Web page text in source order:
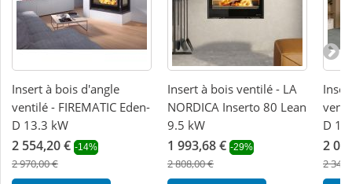
Insert à bois d'angle
ventilé - FIREMATIC Eden-
D 13.3 kW
2 554,20 € -14%
2 970,00 €
Insert à bois ventilé - LA
NORDICA Inserto 80 Lean
9.5 kW
1 993,68 € -29%
2 808,00 €
D
2
2